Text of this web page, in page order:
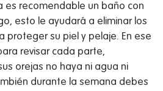
es recomendable un baño con
esto le ayudará a eliminar los
proteger su piel y pelaje. En ese
revisar cada parte,
orejas no haya ni agua ni
durante la semana debes